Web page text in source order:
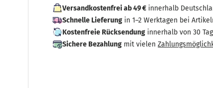
Versandkostenfrei ab 49 € innerhalb
Schnelle Lieferung in 1–2 Werktagen bei
Kostenfreie Rücksendung innerhalb von 30
Sichere Bezahlung mit vielen